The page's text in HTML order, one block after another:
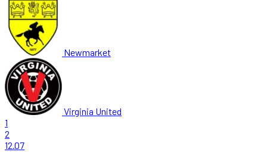
Newmarket
Virginia United
1
2
12.07